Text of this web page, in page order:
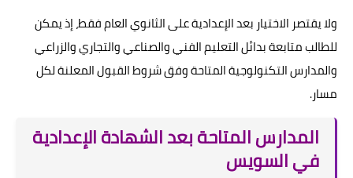
ولا يقتصر الاختيار بعد الإعدادية على الثانوي العام فقط، إذ يمكن
للطالب متابعة بدائل التعليم الفني والصناعي والتجاري والزراعي
والمدارس التكنولوجية المتاحة وفق شروط القبول المعلنة لكل
مسار.
المدارس المتاحة بعد الشهادة الإعدادية
في السويس